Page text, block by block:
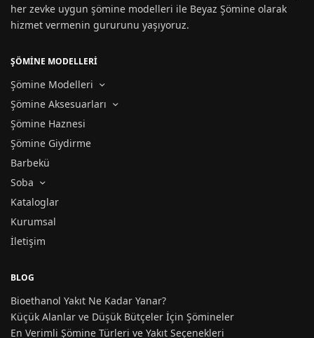
her zevke uygunşömine modelleri ile Beyaz Şömine olarak
hizmet vermenin gururunu yaşıyoruz.
ŞÖMİNE MODELLERİ
Şömine Modelleri
Şömine Aksesuarları
Şömine Haznesi
Şömine Giydirme
Barbekü
Soba
Kataloglar
Kurumsal
İletişim
BLOG
Bioethanol Yakıt Ne Kadar Yanar?
Küçük Alanlar ve Düşük Bütçeler İçin Şömineler
En Verimli Şömine Türleri ve Yakıt Seçenekleri